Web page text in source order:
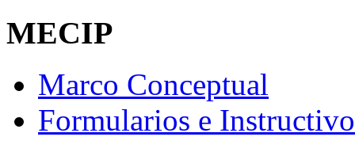
MECIP
Marco Conceptual
Formularios e